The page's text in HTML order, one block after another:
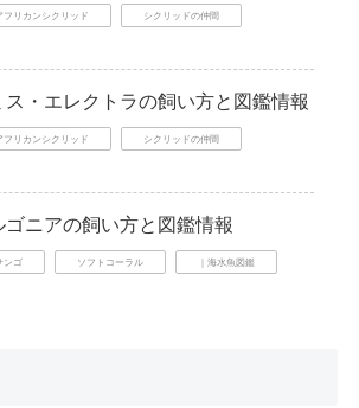
フリカンシクリッド シクリッドの仲間
・エレクトラの飼い方と図鑑情報
フリカンシクリッド シクリッドの仲間
ゴニアの飼い方と図鑑情報
ンゴ ソフトコーラル ｜海水魚図鑑